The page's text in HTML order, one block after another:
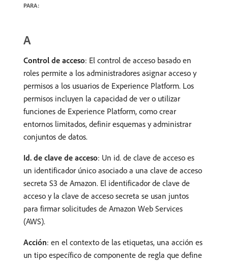
PARA:
A
Control de acceso: El control de acceso basado en
roles permite a los administradores asignar acceso y
permisos a los usuarios de Experience Platform. Los
permisos incluyen la capacidad de ver o utilizar
funciones de Experience Platform, como crear
entornos limitados, definir esquemas y administrar
conjuntos de datos.
Id. de clave de acceso: Un id. de clave de acceso es
un identificador único asociado a una clave de acceso
secreta S3 de Amazon. El identificador de clave de
acceso y la clave de acceso secreta se usan juntos
para firmar solicitudes de Amazon Web Services
(AWS).
Acción: en el contexto de las etiquetas, una acción es
un tipo específico de componente de regla que define